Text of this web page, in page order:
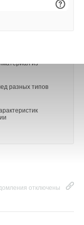
технология,
из
разных типов
отключены